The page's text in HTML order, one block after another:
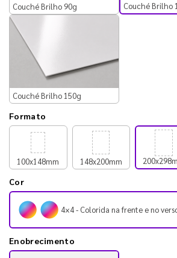
Couché Brilho 90g Couché Brilho
Couché Brilho 150g
Formato
100x148mm 148x200mm
Cor
4×4 - Colorida na frente e no
Enobrecimento